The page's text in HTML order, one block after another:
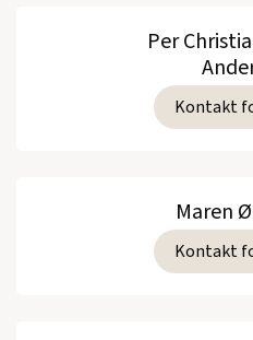
Per
Kontakt
Maren
Kontakt